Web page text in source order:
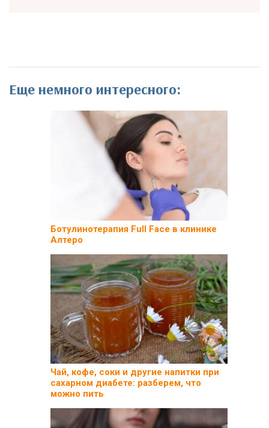
Еще немного интересного:
Ботулинотерапия Full Face в клинике
Алтеро
Чай, кофе, соки и другие напитки при
сахарном диабете: разберем, что
можно пить